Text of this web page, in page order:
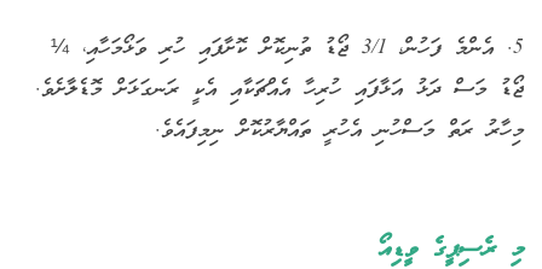
5. އެންމެ ފަހުން، 3/1 ޖޯޑު ތުނިކޮށް ކޮށާފައި ހުރި ވަޅޯމަހާއި، ¼
ޖޯޑު މަސް ދަޅު އަޅާފައި ހުރިހާ އެއްޗަކާއި އެކީ ރަނގަޅަށް މޮޑެލާށެވެ.
މިހާރު ރަތް މަސްހުނި އެހުރީ ތައްޔާރުކޮށް ނިމިފައެވެ.
މި ރެސިޕީގެ ވީޑިއޯ